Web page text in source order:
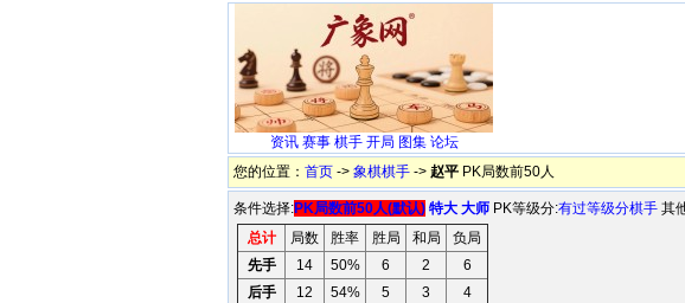
资讯 赛事 棋手 开局 图集 论坛
您的位置： 首页 -> 象棋棋手 -> 赵平 PK局数前50人
条件选择:PK局数前50人(默认) 特大 大师 PK等级分:有过等级分棋手 其
总计
局数 胜率 胜局 和局
负局
先手
14 50% 6 2
6
后手
12 54% 5 3
4